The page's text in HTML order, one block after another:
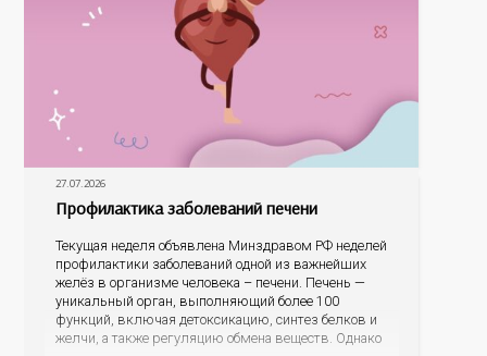
27.07.2026
Профилактика заболеваний печени
Текущая неделя объявлена Минздравом РФ неделей
профилактики заболеваний одной из важнейших
желёз в организме человека – печени. Печень —
уникальный орган, выполняющий более 100
функций, включая детоксикацию, синтез белков и
желчи, а также регуляцию обмена веществ. Однако